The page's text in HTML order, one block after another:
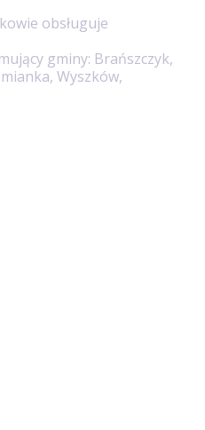
obsługuje
gminy: Brańszczyk,
Wyszków,